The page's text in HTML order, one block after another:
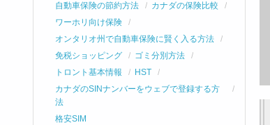
自動車保険の節約方法
カナダの保険比較
ワーホリ向け保険
オンタリオ州で自動車保険に賢く入る方法
免税ショッピング
ゴミ分別方法
トロント基本情報
HST
カナダのSINナンバーをウェブで登録する方
法
格安SIM